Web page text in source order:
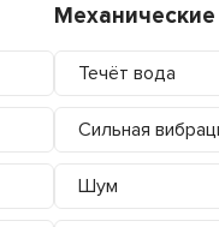
Течёт вода
Сильная
Шум